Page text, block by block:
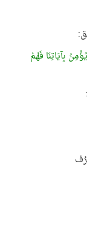
بِآيَاتِنَا فَهُمْ